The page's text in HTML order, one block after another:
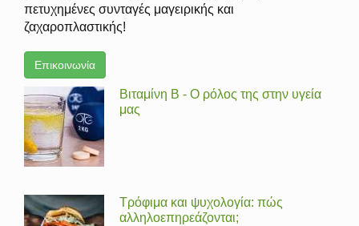
πετυχημένες συνταγές μαγειρικής και
ζαχαροπλαστικής!
Επικοινωνία
Βιταμίνη Β - Ο ρόλος της στην υγεία
μας
Τρόφιμα και ψυχολογία: πώς
αλληλοεπηρεάζονται;